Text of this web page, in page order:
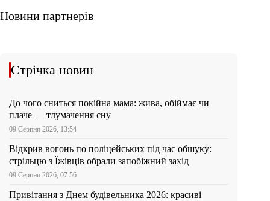
Новини партнерів
Стрічка новин
До чого сниться покійна мама: жива, обіймає чи
плаче — тлумачення сну
09 Серпня 2026, 13:54
Відкрив вогонь по поліцейських під час обшуку:
стрільцю з Їжівців обрали запобіжний захід
09 Серпня 2026, 07:56
Привітання з Днем будівельника 2026: красиві